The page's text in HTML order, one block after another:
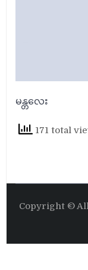
မန္တလေး
171 total
Copyright ©